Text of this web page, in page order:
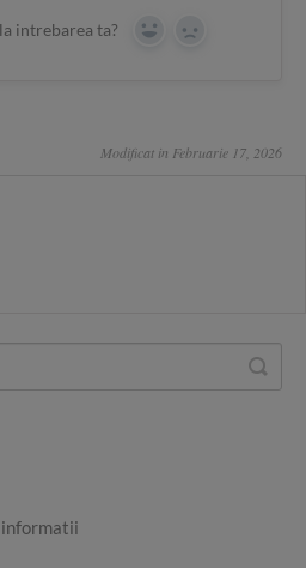
intrebarea ta? Yes No
Modificat in Februarie 17, 2026
informatii